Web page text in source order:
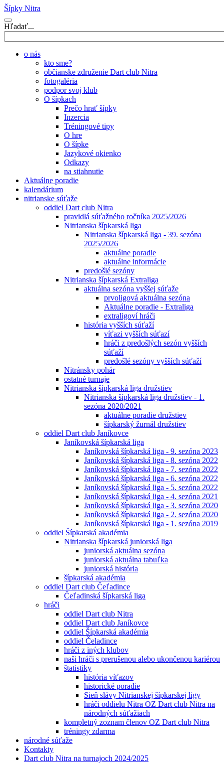
Šípky Nitra
Hľadať...
o nás
kto sme?
občianske združenie Dart club Nitra
fotogaléria
podpor svoj klub
O šípkach
Prečo hrať šípky
Inzercia
Tréningové tipy
O hre
O šípke
Jazykové okienko
Odkazy
na stiahnutie
Aktuálne poradie
kalendárium
nitrianske súťaže
oddiel Dart club Nitra
pravidlá súťažného ročníka 2025/2026
Nitrianska šípkarská liga
Nitrianska šípkarská liga - 39. sezóna
2025/2026
aktuálne poradie
aktuálne informácie
predošlé sezóny
Nitrianska šípkarská Extraliga
aktuálna sezóna vyššej súťaže
prvoligová aktuálna sezóna
Aktuálne poradie - Extraliga
extraligoví hráči
história vyšších súťaží
víťazi vyšších súťazí
hráči z predošlých sezón vyšších
súťaží
predošlé sezóny vyšších súťaží
Nitránsky pohár
ostatné turnaje
Nitrianska šípkarská liga družstiev
Nitrianska šípkarská liga družstiev - 1.
sezóna 2020/2021
aktuálne poradie družstiev
šípkarský žurnál družstiev
oddiel Dart club Janíkovce
Janíkovská šípkarská liga
Janíkovská šípkarská liga - 9. sezóna 2023
Janíkovská šípkarská liga - 8. sezóna 2022
Janíkovská šípkarská liga - 7. sezóna 2022
Janíkovská šípkarská liga - 6. sezóna 2022
Janíkovská šípkarská liga - 5. sezóna 2022
Janíkovská šípkarská liga - 4. sezóna 2021
Janíkovská šípkarská liga - 3. sezóna 2020
Janíkovská šípkarská liga - 2. sezóna 2020
Janíkovská šípkarská liga - 1. sezóna 2019
oddiel Šípkarská akadémia
Nitrianska šípkarská juniorská liga
juniorská aktuálna sezóna
juniorská aktuálna tabuľka
juniorská história
šípkarská akadémia
oddiel Dart club Čeľadince
Čeľadinská šípkarská liga
hráči
oddiel Dart club Nitra
oddiel Dart club Janíkovce
oddiel Šípkarská akadémia
oddiel Čeladince
hráči z iných klubov
naši hráči s prerušenou alebo ukončenou kariérou
štatistiky
história víťazov
historické poradie
Sieň slávy Nitrianskej šípkarskej ligy
hráči oddielu Nitra OZ Dart club Nitra na
národných súťažiach
kompletný zoznam členov OZ Dart club Nitra
tréningy zdarma
národné súťaže
Kontakty
Dart club Nitra na turnajoch 2024/2025